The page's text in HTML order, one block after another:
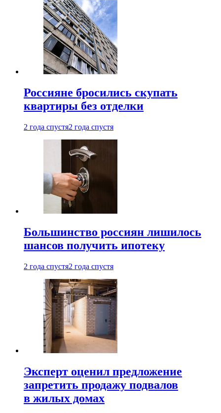
Россияне бросились скупать
квартиры без отделки
2 года спустя2 года спустя
Большинство россиян лишилось
шансов получить ипотеку
2 года спустя2 года спустя
Эксперт оценил предложение
запретить продажу подвалов
в жилых домах